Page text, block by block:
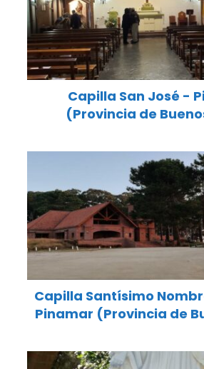
Capilla San José -
(Provincia de
Capilla Santísimo
Pinamar (Provincia de